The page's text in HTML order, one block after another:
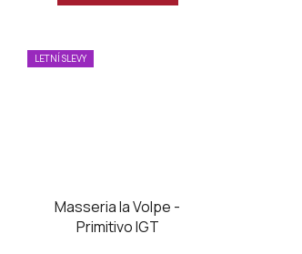
LETNÍ SLEVY
Masseria la Volpe -
Primitivo IGT